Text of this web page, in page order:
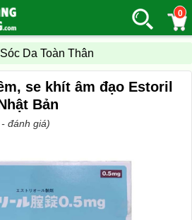
0
Da Toàn Thân
se khít âm đạo Estoril
Bản
đánh giá)